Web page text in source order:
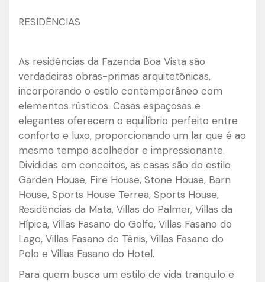
RESIDÊNCIAS
As residências da Fazenda Boa Vista são
verdadeiras obras-primas arquitetônicas,
incorporando o estilo contemporâneo com
elementos rústicos. Casas espaçosas e
elegantes oferecem o equilíbrio perfeito entre
conforto e luxo, proporcionando um lar que é ao
mesmo tempo acolhedor e impressionante.
Divididas em conceitos, as casas são do estilo
Garden House, Fire House, Stone House, Barn
House, Sports House Terrea, Sports House,
Residências da Mata, Villas do Palmer, Villas da
Hípica, Villas Fasano do Golfe, Villas Fasano do
Lago, Villas Fasano do Tênis, Villas Fasano do
Polo e Villas Fasano do Hotel.
Para quem busca um estilo de vida tranquilo e